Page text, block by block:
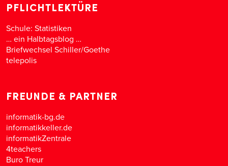
PFLICHTLEKTÜRE
Schule: Statistiken
… ein Halbtagsblog …
Briefwechsel Schiller/Goethe
telepolis
FREUNDE & PARTNER
informatik-bg.de
informatikkeller.de
informatikZentrale
4teachers
Buro Treur